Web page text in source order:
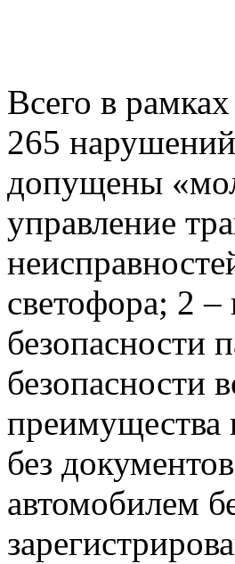
Всего в
265
допущены
управление
светофора; 2
безопасности
безопасности
преимущества
без
автомобилем